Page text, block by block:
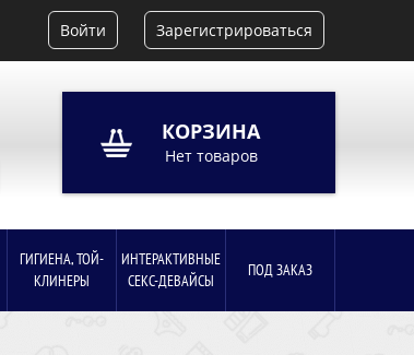
Войти Зарегистрироваться
КОРЗИНА
Нет товаров
ГИГИЕНА, ТОЙ-
КЛИНЕРЫ
ИНТЕРАКТИВНЫЕ
СЕКС-ДЕВАЙСЫ
ПОД ЗАКАЗ